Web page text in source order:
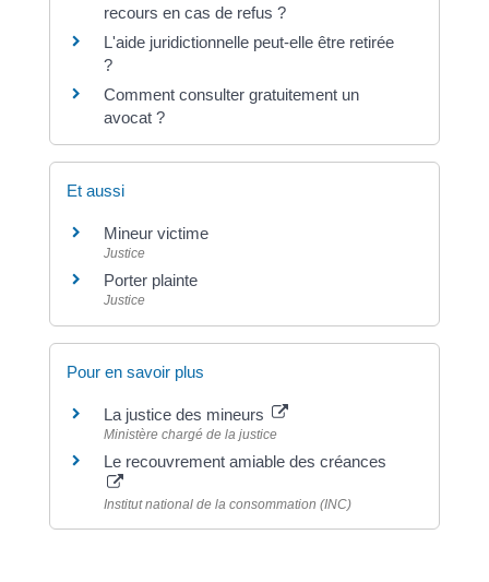
recours en cas de refus ?
L'aide juridictionnelle peut-elle être retirée
?
Comment consulter gratuitement un
avocat ?
Et aussi
Mineur victime
Justice
Porter plainte
Justice
Pour en savoir plus
La justice des mineurs
Ministère chargé de la justice
Le recouvrement amiable des créances
Institut national de la consommation (INC)